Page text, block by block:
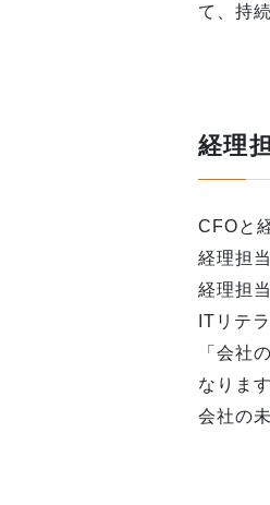
て、持
経理
CFOと
経理担
経理担
ITリテ
「会社
なります
会社の